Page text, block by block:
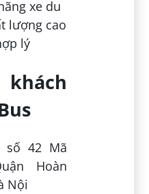
số 42 Mã
Hoàn
Nội